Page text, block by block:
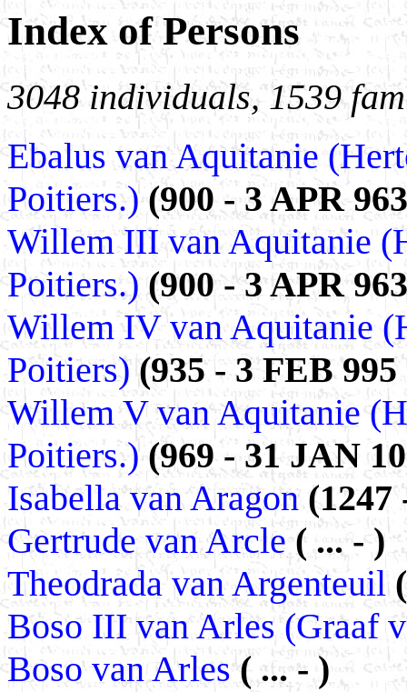
Index of Persons
3048 individuals, 1539
Ebalus van Aquitanie
Poitiers.) (900 - 3 APR
Willem III van Aquitanie
Poitiers.) (900 - 3 APR
Willem IV van Aquitanie
Poitiers) (935 - 3 FEB 995
Willem V van Aquitanie
Poitiers.) (969 - 31 JAN
Isabella van Aragon (1247
Gertrude van Arcle( ... - )
Theodrada van Argenteuil
Boso III van Arles (Graaf
Boso van Arles( ... - )